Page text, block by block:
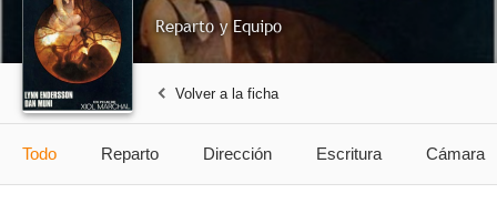
Reparto y Equipo
Volver a la ficha
Todo Reparto Dirección Escritura Cámara